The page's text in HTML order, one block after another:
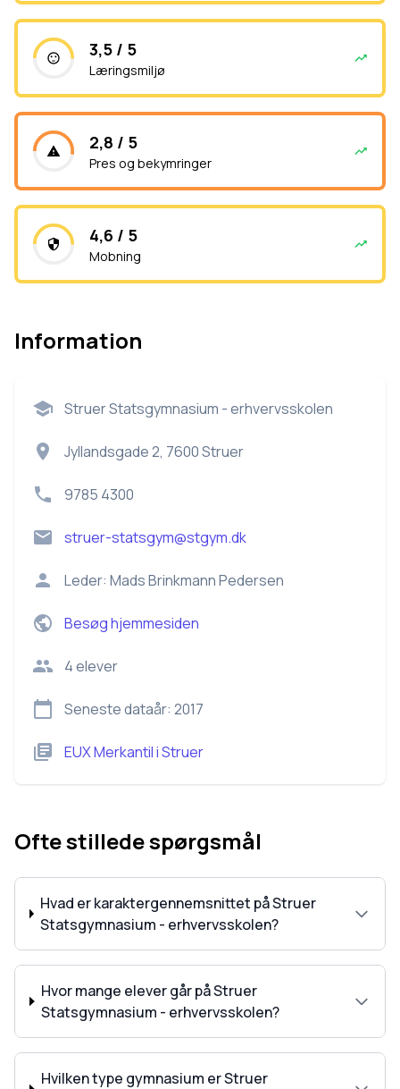
3,5 / 5
Læringsmiljø
2,8 / 5
Pres og bekymringer
4,6 / 5
Mobning
Information
Struer Statsgymnasium - erhvervsskolen
Jyllandsgade 2, 7600 Struer
9785 4300
struer-statsgym@stgym.dk
Leder: Mads Brinkmann Pedersen
Besøg hjemmesiden
4elever
Seneste dataår: 2017
EUX MerkantiliStruer
Ofte stillede spørgsmål
Hvad er karaktergennemsnittet på Struer
Statsgymnasium - erhvervsskolen?
Hvor mange elever går på Struer
Statsgymnasium - erhvervsskolen?
Hvilken type gymnasium er Struer